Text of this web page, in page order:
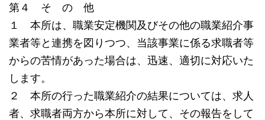
第４ そ の 他
１ 本所は、職業安定機関及びその他の職業紹介事
業者等と連携を図りつつ、当該事業に係る求職者等
からの苦情があった場合は、迅速、適切に対応いた
します。
２ 本所の行った職業紹介の結果については、求人
者、求職者両方から本所に対して、その報告をして